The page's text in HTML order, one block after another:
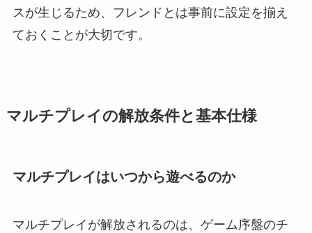
スが生じるため、フレンドとは事前に設定を揃え
ておくことが大切です。
マルチプレイの解放条件と基本仕様
マルチプレイはいつから遊べるのか
マルチプレイが解放されるのは、ゲーム序盤のチ